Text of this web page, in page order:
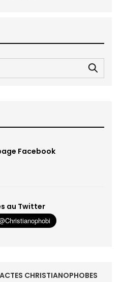
Facebook
au Twitter
CHRISTIANOPHOBES